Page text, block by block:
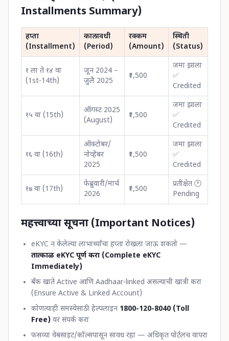
Installments Summary)
हप्ता
(Installment)
कालावधी
(Period)
रक्कम
(Amount)
स्थिती
(Status)
१ ला ते १४ वा
(1st-14th)
जून 2024 –
जुलै 2025
₹1,500
जमा झाला
✅
Credited
१५ वा (15th)
ऑगस्ट 2025
(August)
₹1,500
जमा झाला
✅
Credited
१६ वा (16th)
ऑक्टोबर/
नोव्हेंबर
2025
₹1,500
जमा झाला
✅
Credited
१७ वा (17th)
फेब्रुवारी/मार्च
2026
₹1,500
प्रतीक्षेत 🕐
Pending
महत्त्वाच्या सूचना (Important Notices)
eKYC न केलेल्या लाभार्थ्यांचा हप्ता रोखला जाऊ शकतो —
तात्काळ eKYC पूर्ण करा (Complete eKYC
Immediately)
बँक खाते Active आणि Aadhaar-linked असल्याची खात्री करा
(Ensure Active & Linked Account)
कोणत्याही समस्येसाठी हेल्पलाइन 1800-120-8040 (Toll
Free) वर संपर्क करा
फसव्या वेबसाइट/कॉल्सपासून सावध रहा — अधिकृत पोर्टलच वापरा